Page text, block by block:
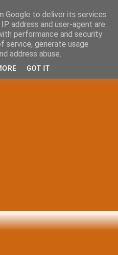
Google to deliver its services
address and user-agent are
performance and security
service, generate usage
address abuse.
GOT IT